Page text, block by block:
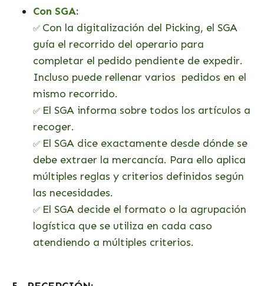
Con SGA:
✅ Con la digitalización del Picking, el SGA
guía el recorrido del operario para
completar el pedido pendiente de expedir.
Incluso puede rellenar varios pedidos en el
mismo recorrido.
✅ El SGA informa sobre todos los artículos a
recoger.
✅ El SGA dice exactamente desde dónde se
debe extraer la mercancía. Para ello aplica
múltiples reglas y criterios definidos según
las necesidades.
✅ El SGA decide el formato o la agrupación
logística que se utiliza en cada caso
atendiendo a múltiples criterios.